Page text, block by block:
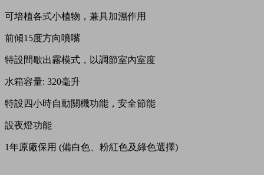
可培植各式小植物，兼具加濕作用
前傾15度方向噴嘴
特設間歇出霧模式，以調節室內室度
水箱容量: 320毫升
特設四小時自動關機功能，安全節能
設夜燈功能
1年原廠保用 (備白色、粉紅色及綠色選擇)